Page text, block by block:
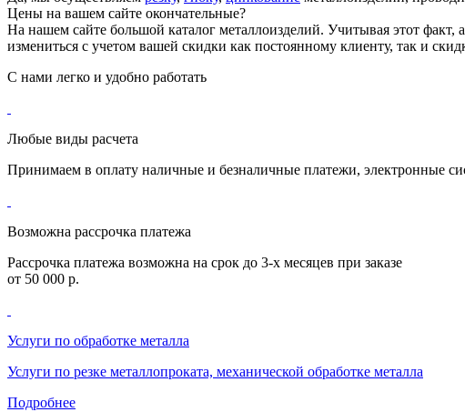
Цены на вашем сайте окончательные?
На нашем сайте большой каталог металлоизделий. Учитывая этот
измениться с учетом вашей скидки как постоянному клиенту, так и
С нами легко и удобно работать
Любые виды расчета
Принимаем в оплату наличные и безналичные платежи, электронные
Возможна рассрочка платежа
Рассрочка платежа возможна на срок до 3-х месяцев при заказе
от 50 000 р.
Услуги по обработке металла
Услуги по резке металлопроката, механической обработке металла
Подробнее